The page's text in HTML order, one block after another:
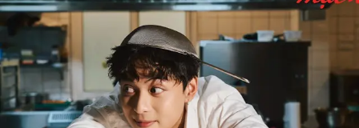
và hạnh phúc viên mãn.